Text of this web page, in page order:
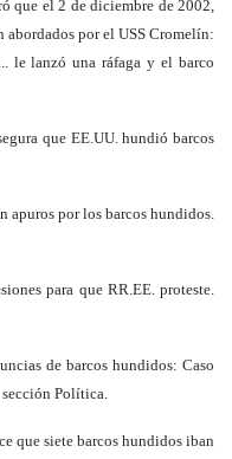
que el 2 de diciembre de 2002,
abordados por el USS Cromelín:
le lanzó una ráfaga y el barco
que EE.UU. hundió barcos
apuros por los barcos hundidos.
para que RR.EE. proteste.
de barcos hundidos: Caso
Política.
que siete barcos hundidos iban